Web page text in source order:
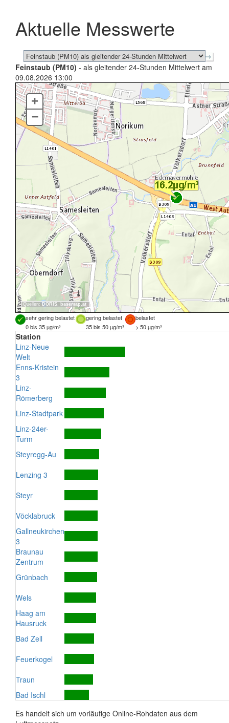
schließen
Aktuelle Messwerte
Feinstaub (PM10) - als gleitender 24-Stunden Mittelwert am
09.08.2026 13:00
Quellen: DORIS, basemap.at
+
–
sehr gering belastet gering belastet
belastet
0 bis 35 µg/m³
35 bis 50 µg/m³ > 50 µg/m³
Station
Linz-Neue
Welt
Enns-Kristein
3
Linz-
Römerberg
Linz-Stadtpark
Linz-24er-
Turm
Steyregg-Au
Lenzing 3
Steyr
Vöcklabruck
Gallneukirchen
3
Braunau
Zentrum
Grünbach
Wels
Haag am
Hausruck
Bad Zell
Feuerkogel
Traun
Bad Ischl
Es handelt sich um vorläufige Online-Rohdaten aus dem